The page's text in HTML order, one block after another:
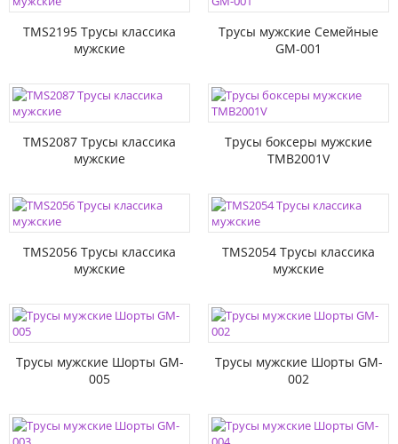
TMS2195 Трусы классика
мужские
Трусы мужские Семейные
GM-001
TMS2087 Трусы классика
мужские
Трусы боксеры мужские
TMB2001V
TMS2056 Трусы классика
мужские
TMS2054 Трусы классика
мужские
Трусы мужские Шорты GM-
005
Трусы мужские Шорты GM-
002